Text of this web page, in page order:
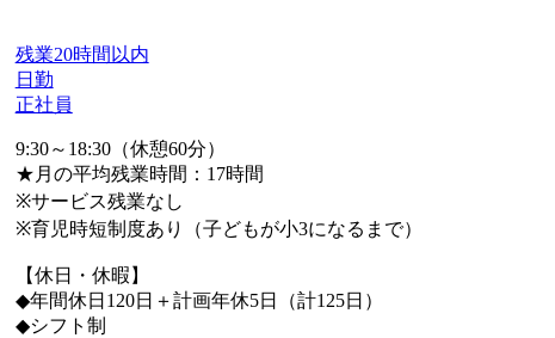
残業20時間以内
日勤
正社員
9:30～18:30（休憩60分）
★月の平均残業時間：17時間
※サービス残業なし
※育児時短制度あり（子どもが小3になるまで）
【休日・休暇】
◆年間休日120日＋計画年休5日（計125日）
◆シフト制